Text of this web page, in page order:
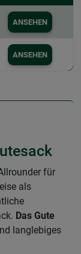
ANSEHEN
ANSEHEN
für
als
Das Gute
langlebiges